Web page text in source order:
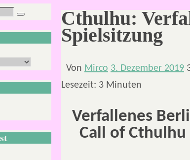
Cthulhu:
Spielsitzung
Von Mirco 3. Dezember 2019
Lesezeit: 3 Minuten
Verfallenes
Call of
Suchen